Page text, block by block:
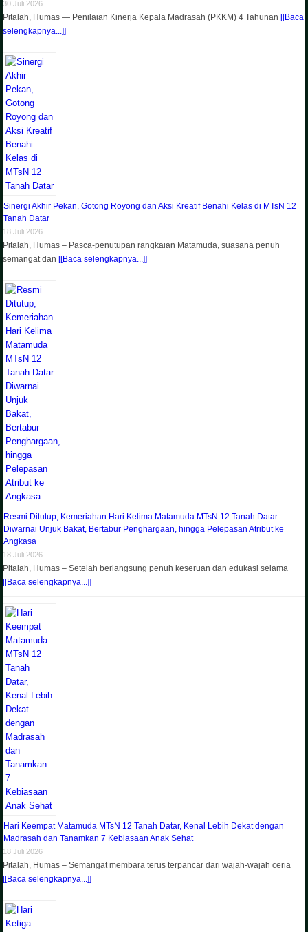
30 Juli 2026
Pitalah, Humas — Penilaian Kinerja Kepala Madrasah (PKKM) 4 Tahunan[[Baca
selengkapnya...]]
Sinergi Akhir Pekan, Gotong Royong dan Aksi Kreatif Benahi Kelas di MTsN 12
Tanah Datar
18 Juli 2026
Pitalah, Humas – Pasca-penutupan rangkaian Matamuda, suasana penuh
semangat dan[[Baca selengkapnya...]]
Resmi Ditutup, Kemeriahan Hari Kelima Matamuda MTsN 12 Tanah Datar
Diwarnai Unjuk Bakat, Bertabur Penghargaan, hingga Pelepasan Atribut ke
Angkasa
18 Juli 2026
Pitalah, Humas – Setelah berlangsung penuh keseruan dan edukasi selama
[[Baca selengkapnya...]]
Hari Keempat Matamuda MTsN 12 Tanah Datar, Kenal Lebih Dekat dengan
Madrasah dan Tanamkan 7 Kebiasaan Anak Sehat
18 Juli 2026
Pitalah, Humas – Semangat membara terus terpancar dari wajah-wajah ceria
[[Baca selengkapnya...]]